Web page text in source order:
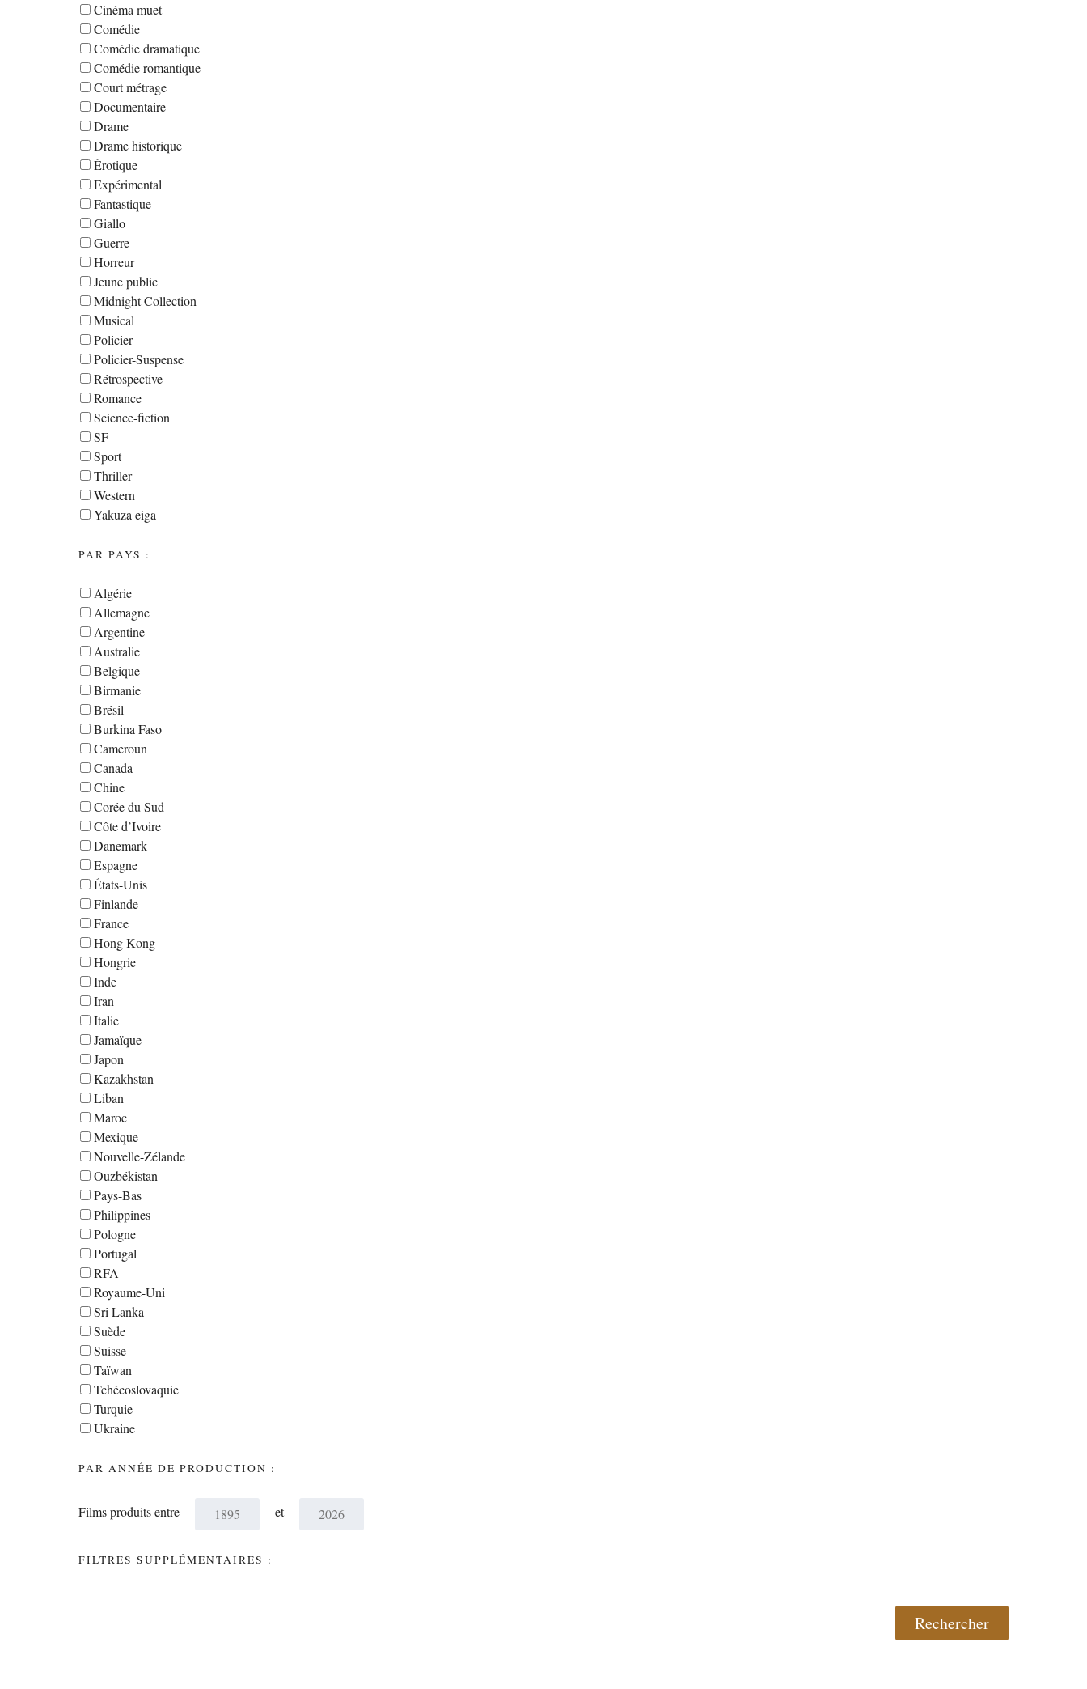
Cinéma muet
Comédie
Comédie dramatique
Comédie romantique
Court métrage
Documentaire
Drame
Drame historique
Érotique
Expérimental
Fantastique
Giallo
Guerre
Horreur
Jeune public
Midnight Collection
Musical
Policier
Policier-Suspense
Rétrospective
Romance
Science-fiction
SF
Sport
Thriller
Western
Yakuza eiga
PAR PAYS :
Algérie
Allemagne
Argentine
Australie
Belgique
Birmanie
Brésil
Burkina Faso
Cameroun
Canada
Chine
Corée du Sud
Côte d’Ivoire
Danemark
Espagne
États-Unis
Finlande
France
Hong Kong
Hongrie
Inde
Iran
Italie
Jamaïque
Japon
Kazakhstan
Liban
Maroc
Mexique
Nouvelle-Zélande
Ouzbékistan
Pays-Bas
Philippines
Pologne
Portugal
RFA
Royaume-Uni
Sri Lanka
Suède
Suisse
Taïwan
Tchécoslovaquie
Turquie
Ukraine
PAR ANNÉE DE PRODUCTION :
Films produits entre et
FILTRES SUPPLÉMENTAIRES :